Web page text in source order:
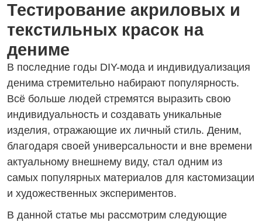
Тестирование акриловых и
текстильных красок на
дениме
В последние годы DIY-мода и индивидуализация
денима стремительно набирают популярность.
Всё больше людей стремятся выразить свою
индивидуальность и создавать уникальные
изделия, отражающие их личный стиль. Деним,
благодаря своей универсальности и вне времени
актуальному внешнему виду, стал одним из
самых популярных материалов для кастомизации
и художественных экспериментов.
В данной статье мы рассмотрим следующие